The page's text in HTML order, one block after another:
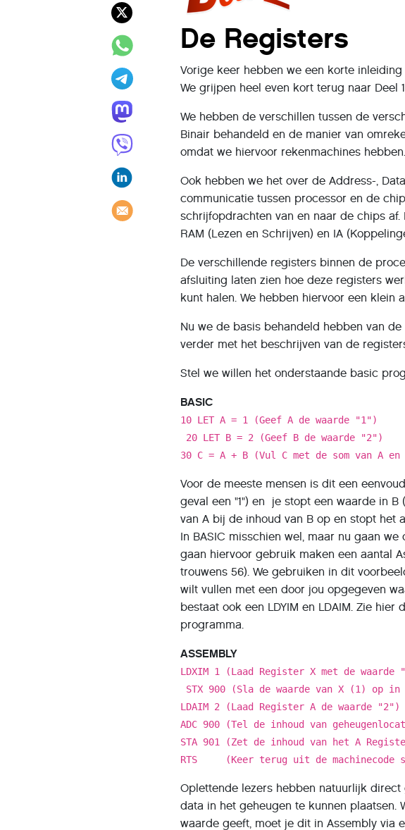
De Registers
Vorige keer hebben we een korte
We grijpen heel even kort terug naar Deel
We hebben de verschillen tussen de
Binair behandeld en de manier van
omdat we hiervoor rekenmachines hebben.
Ook hebben we het over de Address-,
communicatie tussen processor en de
schrijfopdrachten van en naar de chips af.
RAM (Lezen en Schrijven) en IA
De verschillende registers binnen de
afsluiting laten zien hoe deze registers
kunt halen. We hebben hiervoor een klein
Nu we de basis behandeld hebben van
verder met het beschrijven van de
Stel we willen het onderstaande basic
BASIC
10 LET A = 1 (Geef A de waarde "1")
20 LET B = 2 (Geef B de waarde "2")
30 C = A + B (Vul C met de som van A en
Voor de meeste mensen is dit een
geval een "1") en je stopt een waarde in
van A bij de inhoud van B op en stopt het
In BASIC misschien wel, maar nu gaan
gaan hiervoor gebruik maken een aantal
trouwens 56). We gebruiken in dit
wilt vullen met een door jou opgegeven
bestaat ook een LDYIM en LDAIM. Zie
programma.
ASSEMBLY
LDXIM 1 (Laad Register X met de waarde
STX 900 (Sla de waarde van X (1) op
LDAIM 2 (Laad Register A de waarde "2")
ADC 900 (Tel de inhoud van
STA 901 (Zet de inhoud van het A
RTS (Keer terug uit de machinecode
Oplettende lezers hebben natuurlijk
data in het geheugen te kunnen plaatsen.
waarde geeft, moet je dit in Assembly via